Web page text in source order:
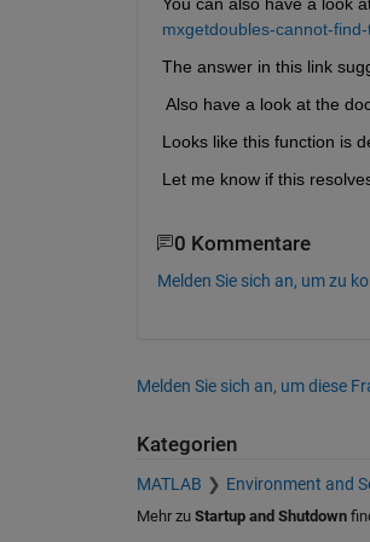
mxgetdoubles-cannot-
The answer in this link
Also have a look at the
Looks like this function is
Let me know if this
0 Kommentare
Melden Sie sich an, um zu
Melden Sie sich an, um diese
Kategorien
MATLAB Environment and
Mehr zu Startup and Shutdown